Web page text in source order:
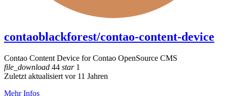
contaoblackforest/contao-content-device
Contao Content Device for Contao OpenSource CMS
file_download 44 star1
Zuletzt aktualisiert vor 11 Jahren
Mehr Infos